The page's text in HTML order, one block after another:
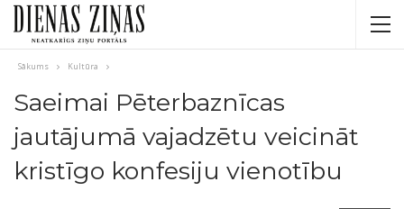
Sākums Kultūra
Saeimai Pēterbaznīcas
jautājumā vajadzētu veicināt
kristīgo konfesiju vienotību